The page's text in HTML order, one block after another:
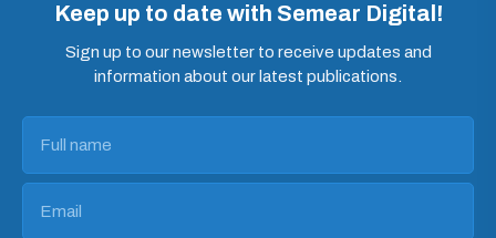
Keep up to date with Semear Digital!
Sign up to our newsletter to receive updates and
information about our latest publications.